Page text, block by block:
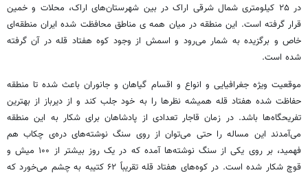
در ۲۵ کیلومتری شمال شرقی اراک در بین شهرستان‌های اراک، محلات و خمین
قرار گرفته است. این منطقه در میان همه ی مناطق محافظت شده ایران منطقه‌ای
خاص و برگزیده به شمار می‌رود و اسمش از وجود کوه هفتاد قله در آن گرفته
شده است.
موقعیت ویژه جغرافیایی و انواع و اقسام گیاهان و جانوران باعث شده تا منطقه
حفاظت شده هفتاد قله همیشه نظرها را به خود جلب کند و از دیرباز از بهترین
تفریحگاه‌ها باشد. در زمان قاجار تعدادی از پادشاهان برای شکار به این منطقه
می‌آمدند این مساله را حتی می‌توان از روی سنگ نوشته‌های دره‌ی چکاب هم
فهمید، بر روی یکی از سنگ نوشته‌ها آمده که در یک روز بیشتر از ۱۰۰ میش و
قوچ شکار شده است. در کوه‌های هفتاد قله تقریباً ۶۲ کتیبه به چشم می‌خورد که